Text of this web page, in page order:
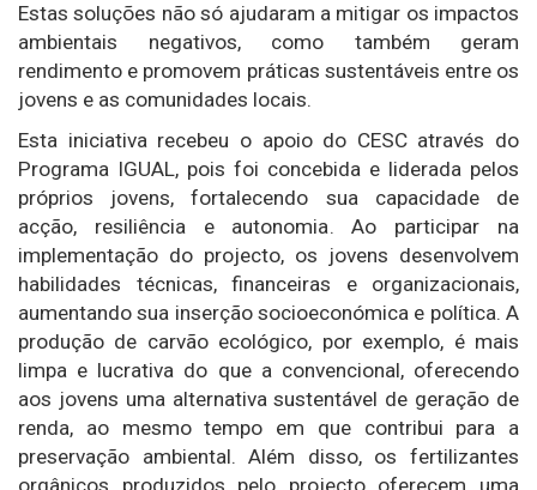
Estas soluções não só ajudaram a mitigar os impactos
ambientais negativos, como também geram
rendimento e promovem práticas sustentáveis entre os
jovens e as comunidades locais.
Esta iniciativa recebeu o apoio do CESC através do
Programa IGUAL, pois foi concebida e liderada pelos
próprios jovens, fortalecendo sua capacidade de
acção, resiliência e autonomia. Ao participar na
implementação do projecto, os jovens desenvolvem
habilidades técnicas, financeiras e organizacionais,
aumentando sua inserção socioeconómica e política. A
produção de carvão ecológico, por exemplo, é mais
limpa e lucrativa do que a convencional, oferecendo
aos jovens uma alternativa sustentável de geração de
renda, ao mesmo tempo em que contribui para a
preservação ambiental. Além disso, os fertilizantes
orgânicos produzidos pelo projecto oferecem uma